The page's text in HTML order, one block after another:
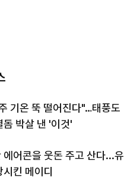
기온 뚝 떨어진다"…태풍도
돔 박살 낸 '이것'
에어콘을 웃돈 주고 산다...유
킨 메이디